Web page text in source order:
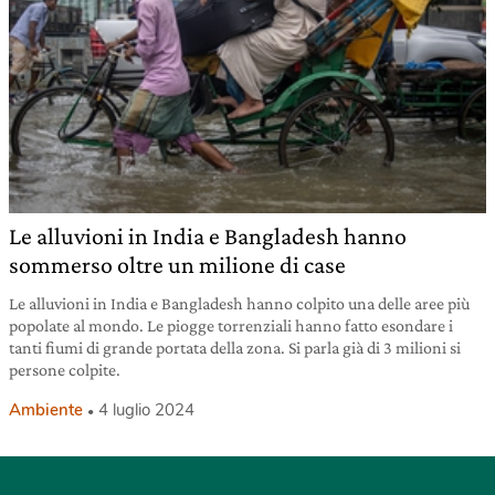
Le alluvioni in India e Bangladesh hanno
sommerso oltre un milione di case
Le alluvioni in India e Bangladesh hanno colpito una delle aree più
popolate al mondo. Le piogge torrenziali hanno fatto esondare i
tanti fiumi di grande portata della zona. Si parla già di 3 milioni si
persone colpite.
Ambiente 4 luglio 2024